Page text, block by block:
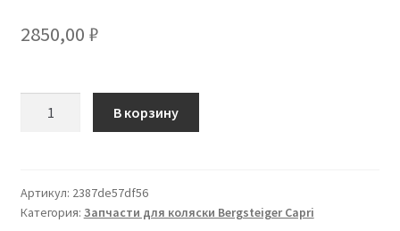
2850,00 ₽
В корзину
Артикул: 2387de57df56
Категория: Запчасти для коляски Bergsteiger Capri